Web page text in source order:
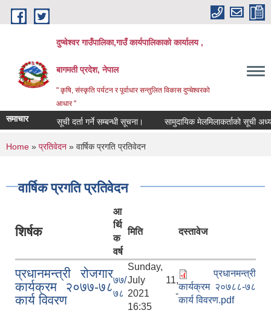
Skip to main content
दुप्चेश्वर गाउँपालिका,गाउँ कार्यपालिकाको कार्यालय ,
बागमती प्रदेश, नेपाल
" कृषि, संस्कृति पर्यटन र पूर्वाधार सन्तुलित विकास दुप्चेश्वरको
आधार "
समाचार सूची दर्ता गर्ने सम्बन्धी सूचना। सामुदायिक मेलमिलाकर्ताको सूची
You are here
Home » प्रतिवेदन » वार्षिक प्रगति प्रतिवेदन
वार्षिक प्रगति प्रतिवेदन
शिर्षक
आ
र्थि
क
वर्ष
मिति दस्तावेज
प्रधानमन्त्री रोजगार
कार्यक्रम २०७७-७८
कार्य विवरण
७७/
७८
Sunday,
July 11,
2021 -
16:35
प्रधानमन्त्री
कार्यक्रम २०७८८-७८
कार्य विवरण.pdf